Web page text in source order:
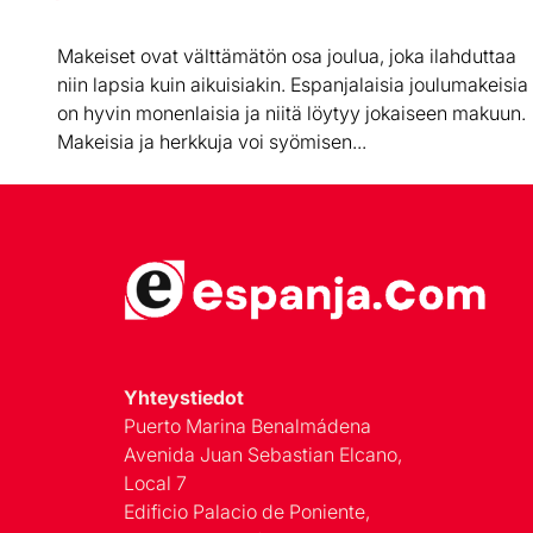
Makeiset ovat välttämätön osa joulua, joka ilahduttaa
niin lapsia kuin aikuisiakin. Espanjalaisia joulumakeisia
on hyvin monenlaisia ja niitä löytyy jokaiseen makuun.
Makeisia ja herkkuja voi syömisen...
Yhteystiedot
Puerto Marina Benalmádena
Avenida Juan Sebastian Elcano,
Local 7
Edificio Palacio de Poniente,